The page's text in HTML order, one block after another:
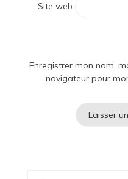
Site web
Enregistrer mon nom,
navigateur pour